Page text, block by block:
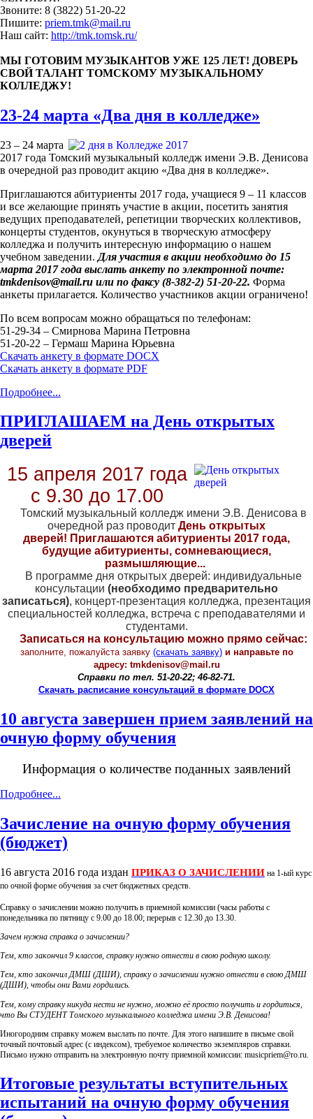
Звоните: 8 (3822) 51-20-22
Пишите: priem.tmk@mail.ru
Наш сайт: http://tmk.tomsk.ru/
МЫ ГОТОВИМ МУЗЫКАНТОВ УЖЕ 125 ЛЕТ! ДОВЕРЬ
СВОЙ ТАЛАНТ ТОМСКОМУ МУЗЫКАЛЬНОМУ
КОЛЛЕДЖУ!
23-24 марта «Два дня в колледже»
23 – 24 марта
2017 года Томский музыкальный колледж имени Э.В. Денисова
в очередной раз проводит акцию «Два дня в колледже».
Приглашаются абитуриенты 2017 года, учащиеся 9 – 11 классов
и все желающие принять участие в акции, посетить занятия
ведущих преподавателей, репетиции творческих коллективов,
концерты студентов, окунуться в творческую атмосферу
колледжа и получить интересную информацию о нашем
учебном заведении. Для участия в акции необходимо до 15
марта 2017 года выслать анкету по электронной почте:
tmkdenisov@mail.ru или по факсу (8-382-2) 51-20-22. Форма
анкеты прилагается. Количество участников акции ограничено!
По всем вопросам можно обращаться по телефонам:
51-29-34 – Смирнова Марина Петровна
51-20-22 – Гермаш Марина Юрьевна
Скачать анкету в формате DOCX
Скачать анкету в формате PDF
Подробнее...
ПРИГЛАШАЕМ на День открытых
дверей
15 апреля 2017 года
с 9.30 до 17.00
Томский музыкальный колледж имени Э.В. Денисова в
очередной раз проводит День открытых
дверей! Приглашаются абитуриенты 2017 года,
будущие абитуриенты, сомневающиеся,
размышляющие...
В программе дня открытых дверей: индивидуальные
консультации (необходимо предварительно
записаться), концерт-презентация колледжа, презентация
специальностей колледжа, встреча с преподавателями и
студентами.
Записаться на консультацию можно прямо сейчас:
заполните, пожалуйста заявку (скачать заявку)и направьте по
адресу: tmkdenisov@mail.ru
Справки по тел. 51-20-22; 46-82-71.
Скачать расписание консультаций в формате DOCX
10 августа завершен прием заявлений на
очную форму обучения
Информация о количестве поданных заявлений
Подробнее...
Зачисление на очную форму обучения
(бюджет)
16 августа 2016 года издан ПРИКАЗ О ЗАЧИСЛЕНИИ на 1-ый курс
по очной форме обучения за счет бюджетных средств.
Справку о зачислении можно получить в приемной комиссии (часы работы с
понедельника по пятницу с 9.00 до 18.00; перерыв с 12.30 до 13.30.
Зачем нужна справка о зачислении?
Тем, кто закончил 9 классов, справку нужно отнести в свою родную школу.
Тем, кто закончил ДМШ (ДШИ), справку о зачислении нужно отнести в свою ДМШ
(ДШИ), чтобы они Вами гордились.
Тем, кому справку никуда нести не нужно, можно её просто получить и гордиться,
что Вы СТУДЕНТ Томского музыкального колледжа имени Э.В. Денисова!
Иногородним справку можем выслать по почте. Для этого напишите в письме свой
точный почтовый адрес (с индексом), требуемое количество экземпляров справки.
Письмо нужно отправить на электронную почту приемной комиссии: musicpriem@ro.ru.
Итоговые результаты вступительных
испытаний на очную форму обучения